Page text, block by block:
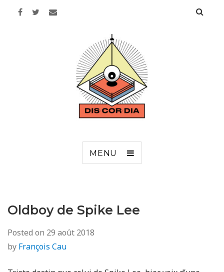
MENU
Oldboy de Spike Lee
Posted on 29 août 2018
by François Cau